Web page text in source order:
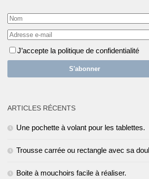
J’accepte la politique de confidentialité
ARTICLES RÉCENTS
Une pochette à volant pour les tablettes.
Trousse carrée ou rectangle avec sa
Boite à mouchoirs facile à réaliser.